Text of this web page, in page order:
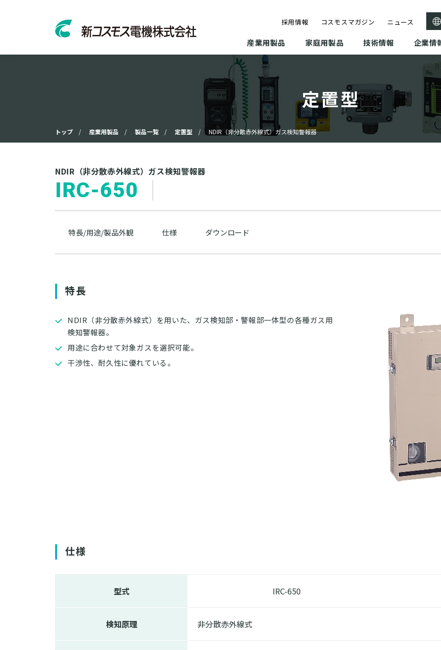
採用情報 コスモスマガジン ニュース
産業用製品 家庭用製品 技術情報 企業情
定置型
トップ 産業用製品 製品一覧 定置型 NDIR（非分散赤外線式）ガス検知警報器
NDIR（非分散赤外線式）ガス検知警報器
IRC-650
特長/用途/製品外観 仕様 ダウンロード
特長
NDIR（非分散赤外線式）を用いた、ガス検知部・警報部一体型の各種ガス用
検知警報器。
用途に合わせて対象ガスを選択可能。
干渉性、耐久性に優れている。
仕様
型式 IRC-650
検知原理 非分散赤外線式